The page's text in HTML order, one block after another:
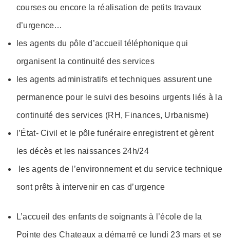
courses ou encore la réalisation de petits travaux
d’urgence…
les agents du pôle d’accueil téléphonique qui
organisent la continuité des services
les agents administratifs et techniques assurent une
permanence pour le suivi des besoins urgents liés à la
continuité des services (RH, Finances, Urbanisme)
l’État- Civil et le pôle funéraire enregistrent et gèrent
les décès et les naissances 24h/24
les agents de l’environnement et du service technique
sont prêts à intervenir en cas d’urgence
L’accueil des enfants de soignants à l’école de la
Pointe des Chateaux a démarré ce lundi 23 mars et se